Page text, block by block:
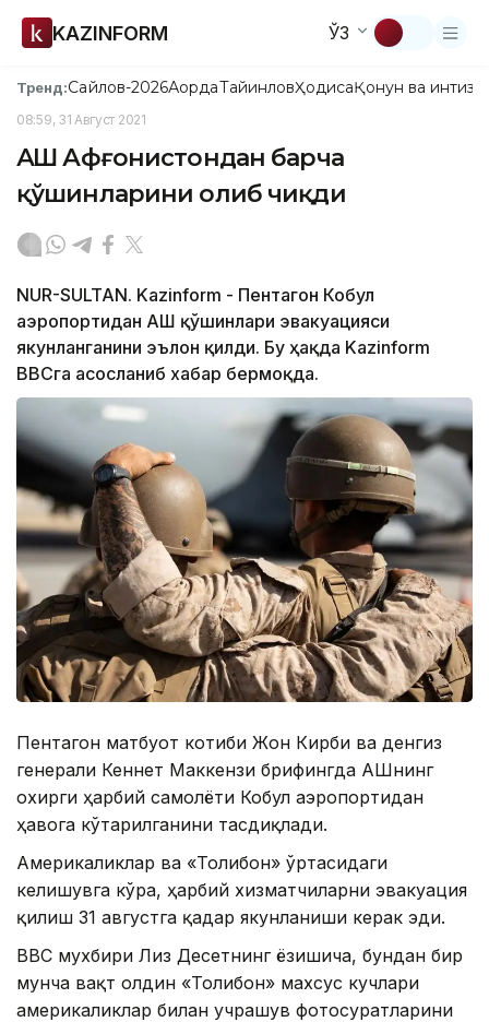
KAZINFORM ЎЗ
Тренд:Сайлов-2026АқордаТайинловҲодисаҚонун ва
08:59, 31 Август 2021
АҚШ Афғонистондан барча
қўшинларини олиб чиқди
NUR-SULTAN. Kazinform - Пентагон Кобул
аэропортидан АҚШ қўшинлари эвакуацияси
якунланганини эълон қилди. Бу ҳақда Kazinform
BBCга асосланиб хабар бермоқда.
Пентагон матбуот котиби Жон Кирби ва денгиз
генерали Кеннет Маккензи брифингда АҚШнинг
охирги ҳарбий самолёти Кобул аэропортидан
ҳавога кўтарилганини тасдиқлади.
Америкаликлар ва «Толибон» ўртасидаги
келишувга кўра, ҳарбий хизматчиларни эвакуация
қилиш 31 августга қадар якунланиши керак эди.
BBC мухбири Лиз Дeсетнинг ёзишича, бундан бир
мунча вақт олдин «Толибон» махсус кучлари
америкаликлар билан учрашув фотосуратларини